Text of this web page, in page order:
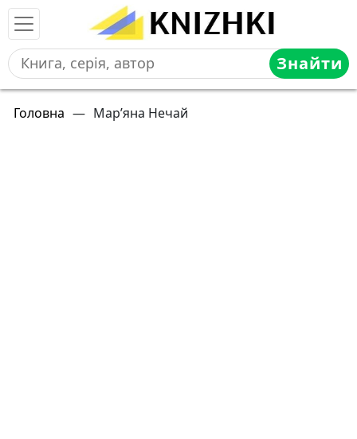
Знайти
Головна — Мар’яна Нечай